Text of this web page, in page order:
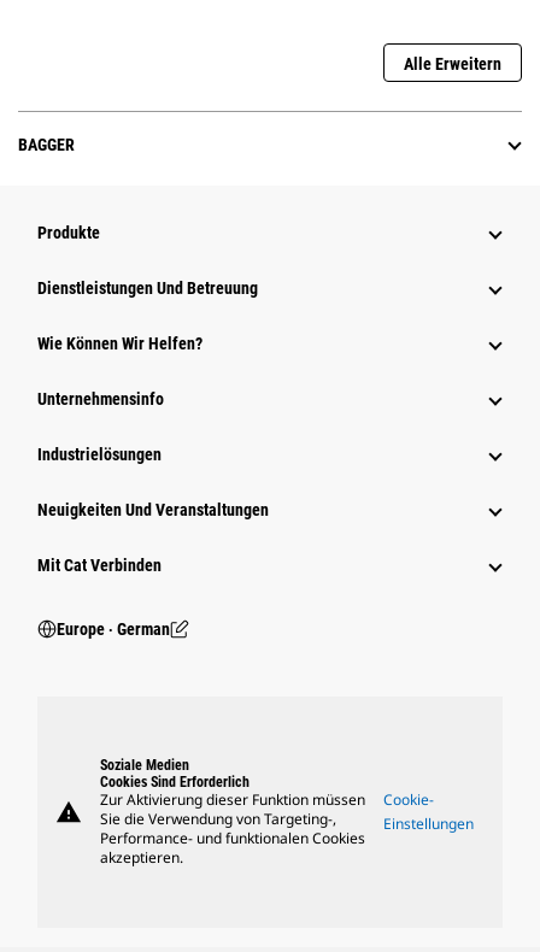
Alle Erweitern
BAGGER
Produkte
Dienstleistungen Und Betreuung
Wie Können Wir Helfen?
Unternehmensinfo
Industrielösungen
Neuigkeiten Und Veranstaltungen
Mit Cat Verbinden
Europe ‧ German
warning
Soziale Medien
Cookies Sind Erforderlich
Zur Aktivierung dieser Funktion müssen
Sie die Verwendung von Targeting-,
Performance- und funktionalen Cookies
akzeptieren.
Cookie-
Einstellungen